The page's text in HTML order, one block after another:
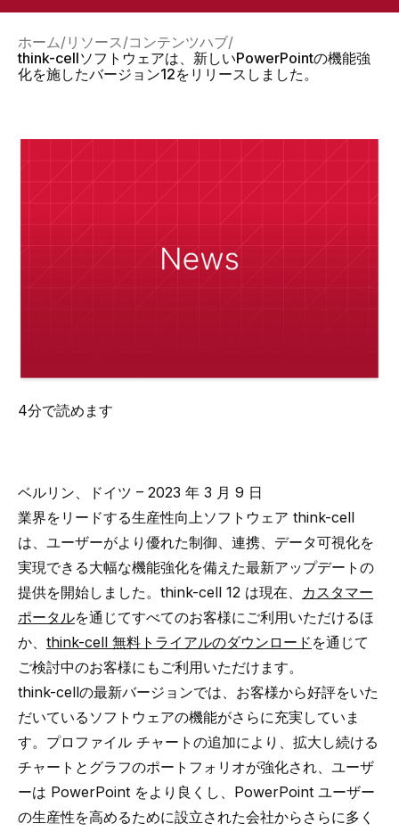
ホーム リソース コンテンツハブ
think-cellソフトウェアは、新しいPowerPointの機能強
化を施したバージョン12をリリースしました。
4分で読めます
ベルリン、ドイツ – 2023 年 3 月 9 日
業界をリードする生産性向上ソフトウェア think-cell
は、ユーザーがより優れた制御、連携、データ可視化を
実現できる大幅な機能強化を備えた最新アップデート の
提供を開始しました。think-cell 12 は現在、 カスタマー
ポータルを通じてすべてのお客様にご利用いただけるほ
か、 think-cell 無料トライアルのダウンロード を通じて
ご検討中のお客様にもご利用いただけます。
think-cellの最新バージョンでは、お客様から好評をいた
だいているソフトウェアの機能がさらに充実していま
す。プロファイル チャートの追加により、拡大し続ける
チャートとグラフのポートフォリオが強化され、ユーザ
ーは PowerPoint をより良くし、PowerPoint ユーザー
の生産性を高めるために設立された会社からさらに多く